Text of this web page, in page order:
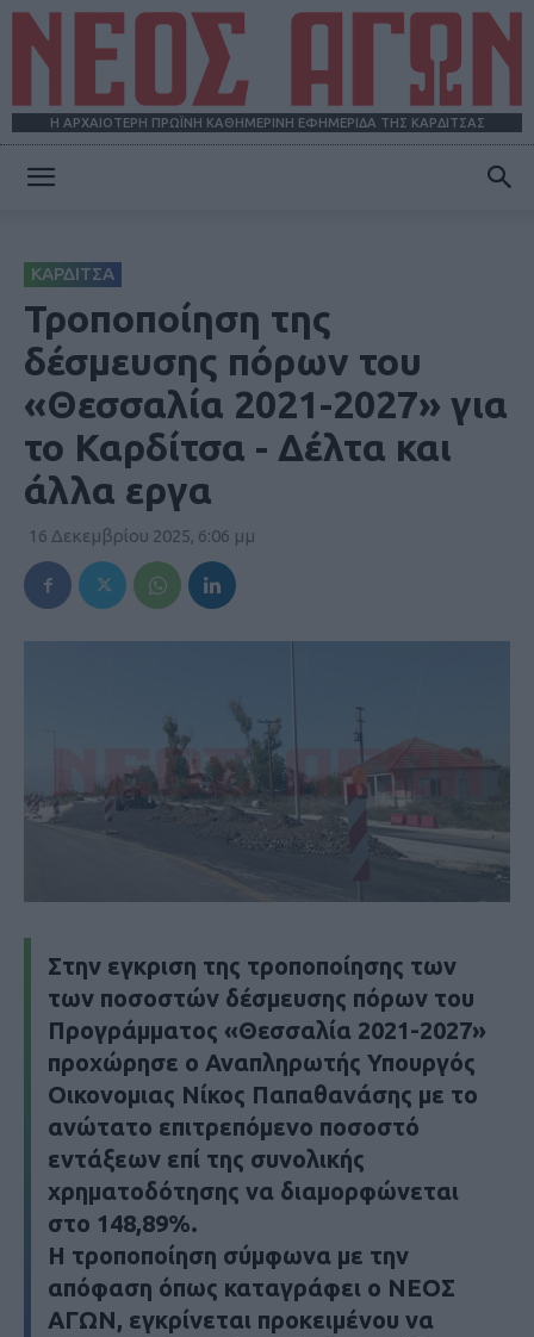
Η ΑΡΧΑΙΟΤΕΡΗ ΠΡΩΪΝΗ ΚΑΘΗΜΕΡΙΝΗ ΕΦΗΜΕΡΙΔΑ ΤΗΣ ΚΑΡΔΙΤΣΑΣ
ΚΑΡΔΙΤΣΑ
Τροποποίηση της
δέσμευσης πόρων του
«Θεσσαλία 2021-2027» για
το Καρδίτσα - Δέλτα και
άλλα εργα
16 Δεκεμβρίου 2025, 6:06 μμ
Στην εγκριση της τροποποίησης των
των ποσοστών δέσμευσης πόρων του
Προγράμματος «Θεσσαλία 2021-2027»
προχώρησε ο Αναπληρωτής Υπουργός
Οικονομιας Νίκος Παπαθανάσης με το
ανώτατο επιτρεπόμενο ποσοστό
εντάξεων επί της συνολικής
χρηματοδότησης να διαμορφώνεται
στο 148,89%.
Η τροποποίηση σύμφωνα με την
απόφαση όπως καταγράφει ο ΝΕΟΣ
ΑΓΩΝ, εγκρίνεται προκειμένου να